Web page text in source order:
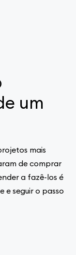
um
mais
de comprar
a fazê-los é
e seguir o passo